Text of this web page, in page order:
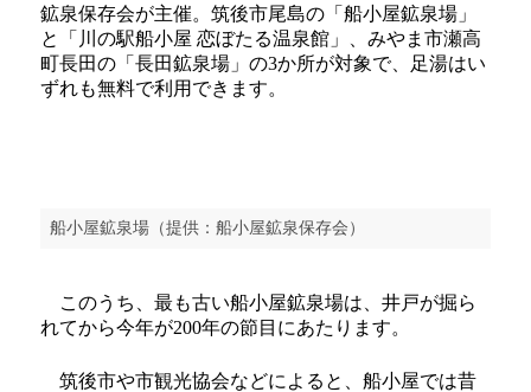
鉱泉保存会が主催。筑後市尾島の「船小屋鉱泉場」
と「川の駅船小屋 恋ぼたる温泉館」、みやま市瀬高
町長田の「長田鉱泉場」の3か所が対象で、足湯はい
ずれも無料で利用できます。
船小屋鉱泉場（提供：船小屋鉱泉保存会）
このうち、最も古い船小屋鉱泉場は、井戸が掘ら
れてから今年が200年の節目にあたります。
筑後市や市観光協会などによると、船小屋では昔